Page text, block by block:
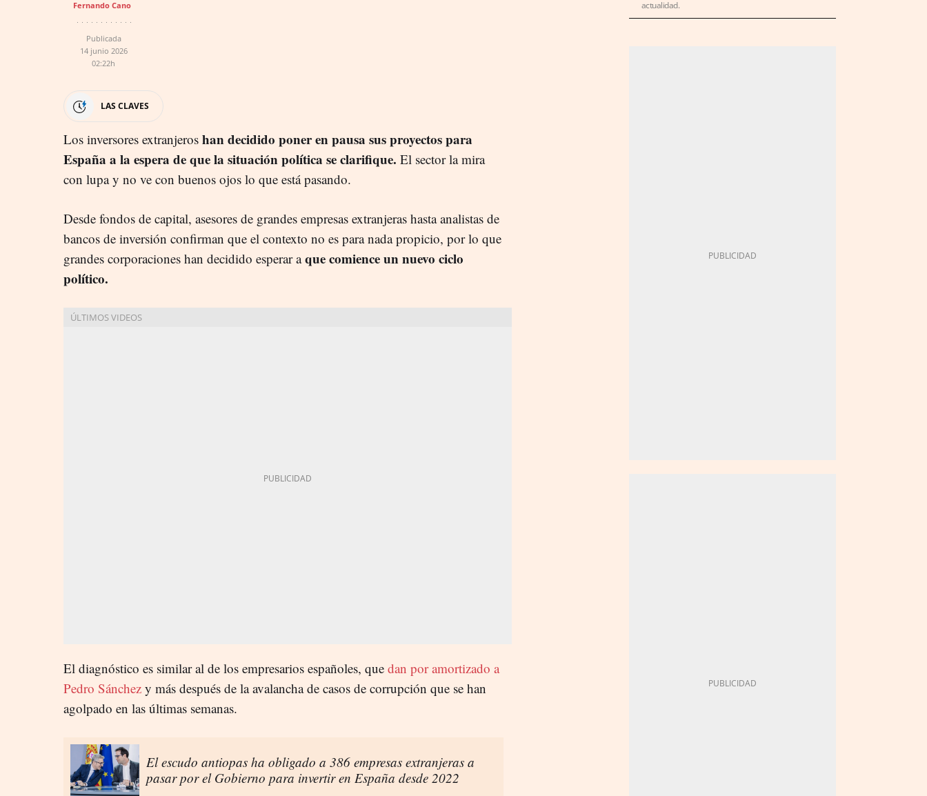
Fernando Cano
Publicada
14 junio 2026
02:22h
LAS CLAVES
Los inversores extranjeros han decidido poner en pausa sus proyectos para
España a la espera de que la situación política se clarifique. El sector la mira
con lupa y no ve con buenos ojos lo que está pasando.
Desde fondos de capital, asesores de grandes empresas extranjeras hasta analistas de
bancos de inversión confirman que el contexto no es para nada propicio, por lo que
grandes corporaciones han decidido esperar aque comience un nuevo ciclo
político.
El diagnóstico es similar al de los empresarios españoles, que dan por amortizado a
Pedro Sánchez y más después de la avalancha de casos de corrupción que se han
agolpado en las últimas semanas.
El escudo antiopas ha obligado a 386 empresas extranjeras a
pasar por el Gobierno para invertir en España desde 2022
actualidad.